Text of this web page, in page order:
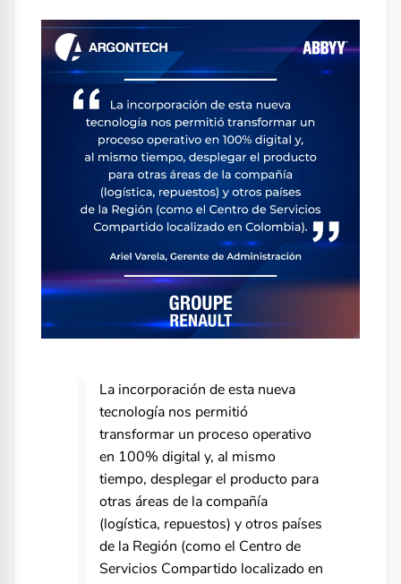
La incorporación de esta nueva
tecnología nos permitió
transformar un proceso operativo
en 100% digital y, al mismo
tiempo, desplegar el producto para
otras áreas de la compañía
(logística, repuestos) y otros países
de la Región (como el Centro de
Servicios Compartido localizado en